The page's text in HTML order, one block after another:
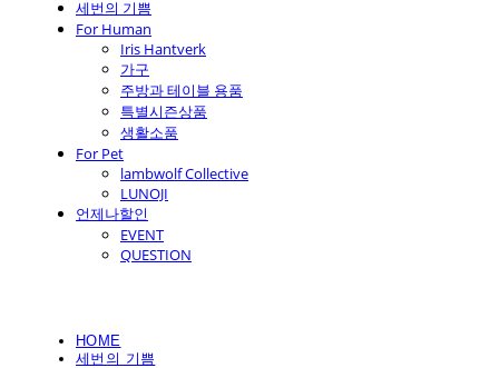
세번의 기쁨
For Human
Iris Hantverk
가구
주방과 테이블 용품
특별시즌상품
생활소품
For Pet
lambwolf Collective
LUNOJI
언제나할인
EVENT
QUESTION
HOME
세번의 기쁨